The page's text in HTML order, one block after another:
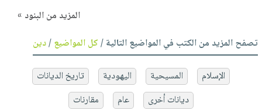
المزيد من البنود »
تصفح المزيد من الكتب في المواضيع التالية /كل المواضيع/دين
الإسلام المسيحية اليهودية
تاريخ الديانات
ديانات أخرى
عام مقارنات